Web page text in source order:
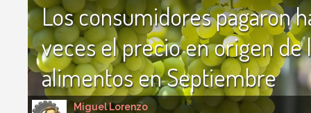
Miguel Lorenzo
Los consumidores pagaron
veces el precio en origen de
alimentos en Septiembre